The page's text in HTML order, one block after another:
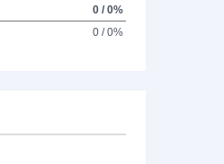
0 / 0%
0 / 0%